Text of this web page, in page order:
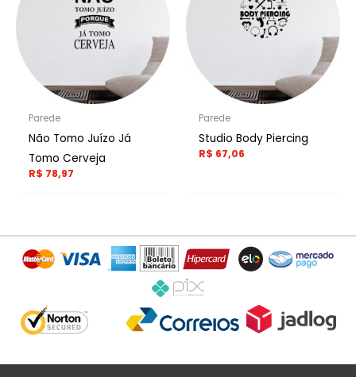
Parede
Não Tomo Juízo Já
Tomo Cerveja
R$ 78,97
Parede
Studio Body Piercing
R$ 67,06